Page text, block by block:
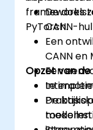
frameworks
PyTorch.
De
CANN-
Een
CANN en
Een
te
De
Opzet van de